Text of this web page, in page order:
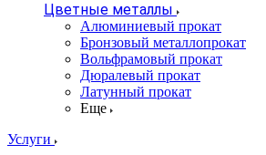
Цветные металлы
Алюминиевый прокат
Бронзовый металлопрокат
Вольфрамовый прокат
Дюралевый прокат
Латунный прокат
Еще
Услуги